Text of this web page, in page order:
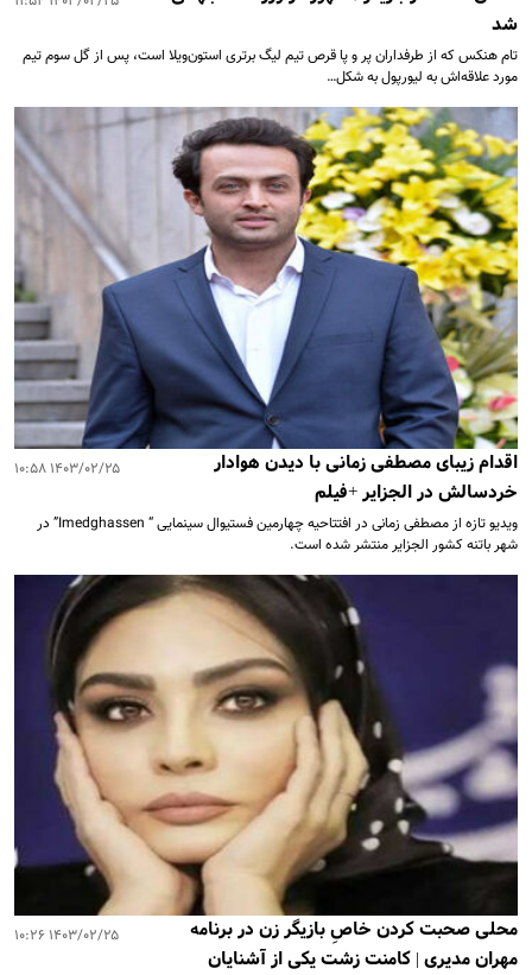
شد
تام هنکس که از طرفداران پر و پا قرص تیم لیگ برتری استون‌ویلا است، پس از گل سوم تیم
مورد علاقه‌اش به لیورپول به شکل…
۱۴۰۳/۰۲/۲۵ ۱۰:۵۸
اقدام زیبای مصطفی زمانی با دیدن هوادار
خردسالش در الجزایر +فیلم
ویدیو تازه از مصطفی زمانی در افتتاحیه چهارمین فستیوال سینمایی “ Imedghassen” در
شهر باتنه کشور الجزایر منتشر شده است.
۱۴۰۳/۰۲/۲۵ ۱۰:۲۶
محلی صحبت کردن خاصِ بازیگر زن در برنامه
مهران مدیری | کامنت زشت یکی از آشنایان